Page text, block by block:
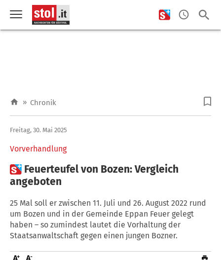
» Chronik
Vorverhandlung
Freitag, 30. Mai 2025
 Feuerteufel von Bozen: Vergleich
angeboten
25 Mal soll er zwischen 11. Juli und 26. August 2022 rund
um Bozen und in der Gemeinde Eppan Feuer gelegt
haben – so zumindest lautet die Vorhaltung der
Staatsanwaltschaft gegen einen jungen Bozner.